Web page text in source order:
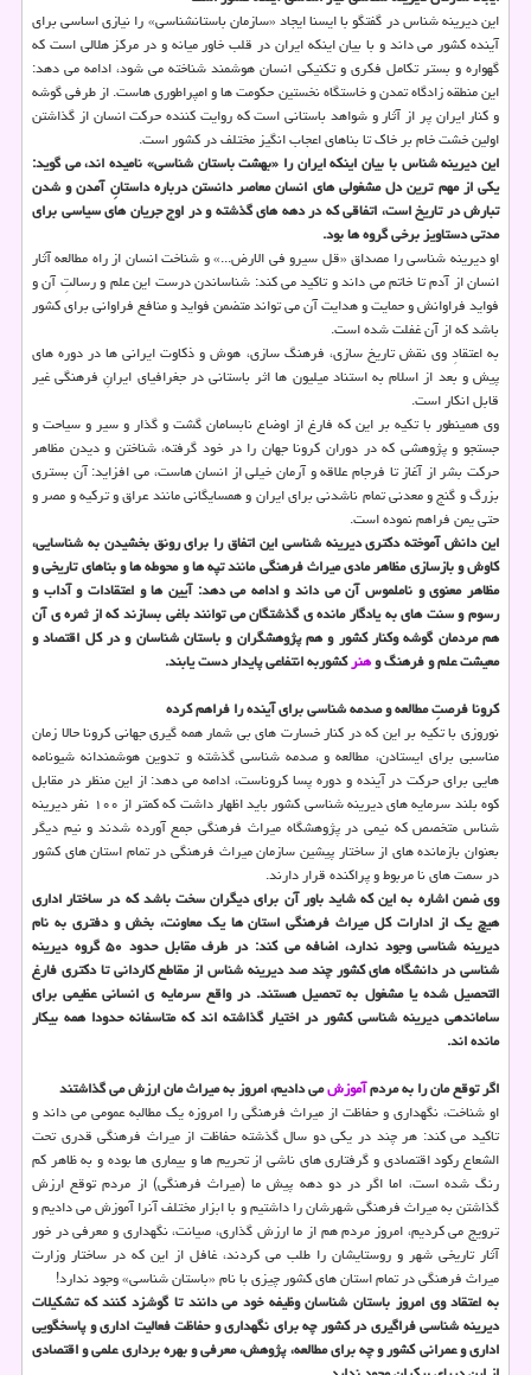
این دیرینه شناس در گفتگو با ایسنا ایجاد «سازمان باستانشناسی» را نیازی اساسی برای
آینده کشور می داند و با بیان اینکه ایران در قلب خاور میانه و در مرکز هلالی است که
گهواره و بستر تکامل فکری و تکنیکی انسان هوشمند شناخته می شود، ادامه می دهد:
این منطقه زادگاه تمدن و خاستگاه نخستین حکومت ها و امپراطوری هاست. از طرفی گوشه
و کنار ایران پر از آثار و شواهد باستانی است که روایت کننده حرکت انسان از گذاشتن
اولین خشت خام بر خاک تا بناهای اعجاب انگیز مختلف در کشور است.
این دیرینه شناس با بیان اینکه ایران را «بهشت باستان شناسی» نامیده اند، می گوید:
یکی از مهم ترین دل مشغولی های انسان معاصر دانستن درباره داستانِ آمدن و شدن
تبارش در تاریخ است، اتفاقی که در دهه های گذشته و در اوج جریان های سیاسی برای
مدتی دستاویز برخی گروه ها بود.
او دیرینه شناسی را مصداق «قل سیرو فی الارض...» و شناخت انسان از راه مطالعه آثار
انسان از آدم تا خاتم می داند و تاکید می کند: شناساندن درست این علم و رسالتِ آن و
فواید فراوانش و حمایت و هدایت آن می تواند متضمن فواید و منافع فراوانی برای کشور
باشد که از آن غفلت شده است.
به اعتقادِ وی نقش تاریخ سازی، فرهنگ سازی، هوش و ذکاوت ایرانی ها در دوره های
پیش و بعد از اسلام به استناد میلیون ها اثر باستانی در جغرافیای ایرانِ فرهنگی غیر
قابل انکار است.
وی همینطور با تکیه بر این که فارغ از اوضاع نابسامان گشت و گذار و سیر و سیاحت و
جستجو و پژوهشی که در دوران کرونا جهان را در خود گرفته، شناختن و دیدن مظاهر
حرکت بشر از آغاز تا فرجام علاقه و آرمان خیلی از انسان هاست، می افزاید: آن بستری
بزرگ و گنج و معدنی تمام ناشدنی برای ایران و همسایگانی مانند عراق و ترکیه و مصر و
حتی یمن فراهم نموده است.
این دانش آموخته دکتری دیرینه شناسی این اتفاق را برای رونق بخشیدن به شناسایی،
کاوش و بازسازی مظاهر مادی میراث فرهنگی مانند تپه ها و محوطه ها و بناهای تاریخی و
مظاهر معنوی و ناملموس آن می داند و ادامه می دهد: آیین ها و اعتقادات و آداب و
رسوم و سنت های به یادگار مانده ی گذشتگان می توانند باغی بسازند که از ثمره ی آن
هم مردمان گوشه وکنار کشور و هم پژوهشگران و باستان شناسان و در کل اقتصاد و
معیشت علم و فرهنگ وهنرکشوربه انتفاعی پایدار دست یابند.
کرونا فرصتِ مطالعه و صدمه شناسی برای آینده را فراهم کرده
نوروزی با تکیه بر این که در کنار خسارت های بی شمار همه گیری جهانی کرونا حالا زمان
مناسبی برای ایستادن، مطالعه و صدمه شناسی گذشته و تدوین هوشمندانه شیونامه
هایی برای حرکت در آینده و دوره پسا کروناست، ادامه می دهد: از این منظر در مقابل
کوه بلند سرمایه های دیرینه شناسی کشور باید اظهار داشت که کمتر از ۱۰۰ نفر دیرینه
شناس متخصص که نیمی در پژوهشگاه میراث فرهنگی جمع آورده شدند و نیم دیگر
بعنوان بازمانده های از ساختار پیشین سازمان میراث فرهنگی در تمام استان های کشور
در سمت های نا مربوط و پراکنده قرار دارند.
وی ضمن اشاره به این که شاید باور آن برای دیگران سخت باشد که در ساختار اداری
هیچ یک از ادارات کل میراث فرهنگی استان ها یک معاونت، بخش و دفتری به نام
دیرینه شناسی وجود ندارد، اضافه می کند: در طرف مقابل حدود ۵۰ گروه دیرینه
شناسی در دانشگاه های کشور چند صد دیرینه شناس از مقاطع کاردانی تا دکتری فارغ
التحصیل شده یا مشغول به تحصیل هستند. در واقع سرمایه ی انسانی عظیمی برای
ساماندهی دیرینه شناسی کشور در اختیار گذاشته اند که متاسفانه حدودا همه بیکار
مانده اند.
اگر توقع مان را به مردمآموزشمی دادیم، امروز به میراث مان ارزش می گذاشتند
او شناخت، نگهداری و حفاظت از میراث فرهنگی را امروزه یک مطالبه عمومی می داند و
تاکید می کند: هر چند در یکی دو سال گذشته حفاظت از میراث فرهنگی قدری تحت
الشعاع رکود اقتصادی و گرفتاری های ناشی از تحریم ها و بیماری ها بوده و به ظاهر کم
رنگ شده است، اما اگر در دو دهه پیش ما (میراث فرهنگی) از مردم توقع ارزش
گذاشتن به میراث فرهنگی شهرشان را داشتیم و با ابزار مختلف آنرا آموزش می دادیم و
ترویج می کردیم، امروز مردم هم از ما ارزش گذاری، صیانت، نگهداری و معرفی در خور
آثار تاریخی شهر و روستایشان را طلب می کردند، غافل از این که در ساختار وزارت
میراث فرهنگی در تمام استان های کشور چیزی با نام «باستان شناسی» وجود ندارد!
به اعتقاد وی امروز باستان شناسان وظیفه خود می دانند تا گوشزد کنند که تشکیلات
دیرینه شناسی فراگیری در کشور چه برای نگهداری و حفاظت فعالیت اداری و پاسخگویی
اداری و عمرانی کشور و چه برای مطالعه، پژوهش، معرفی و بهره برداری علمی و اقتصادی